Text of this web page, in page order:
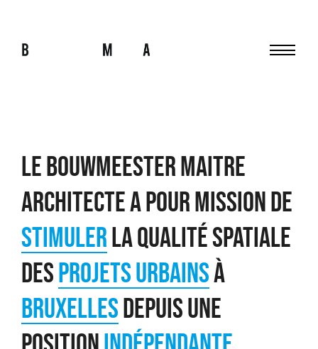
Le bouwmeester maitre
architecte a pour mission de
stimulerla qualité spatiale
desprojets urbainsà
Bruxellesdepuis une